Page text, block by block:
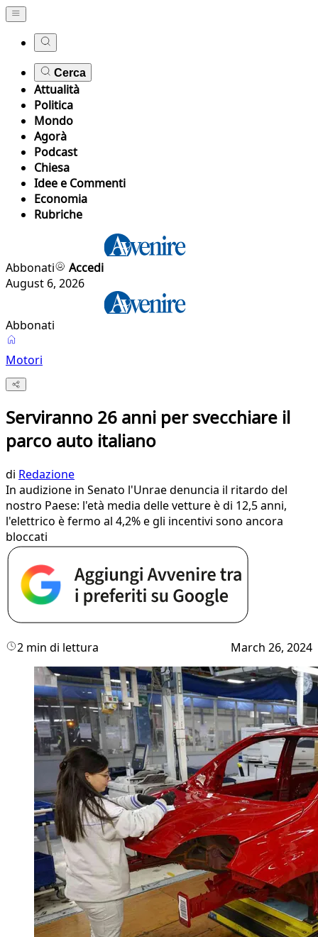
Cerca
Attualità
Politica
Mondo
Agorà
Podcast
Chiesa
Idee e Commenti
Economia
Rubriche
Abbonati
Accedi
August 6, 2026
Abbonati
Motori
Serviranno 26 anni per svecchiare il
parco auto italiano
di Redazione
In audizione in Senato l'Unrae denuncia il ritardo del
nostro Paese: l'età media delle vetture è di 12,5 anni,
l'elettrico è fermo al 4,2% e gli incentivi sono ancora
bloccati
2 min di lettura March 26, 2024